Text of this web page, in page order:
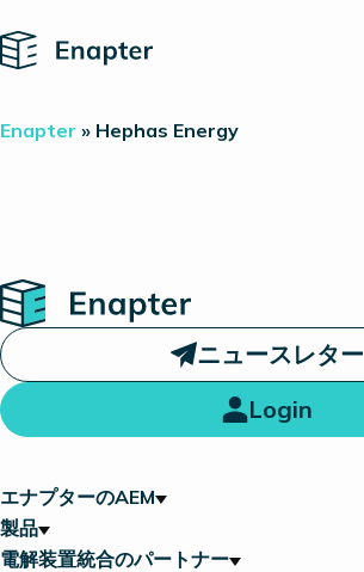
Home
投資家情報
Enapter » Hephas Energy
Home
ニュースレター
Login
エナプターのAEM
製品
電解装置統合のパートナー